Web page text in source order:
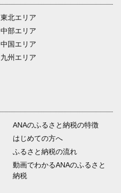
東北エリア
中部エリア
中国エリア
九州エリア
ANAのふるさと納税の特徴
はじめての方へ
ふるさと納税の流れ
動画でわかるANAのふるさと
納税